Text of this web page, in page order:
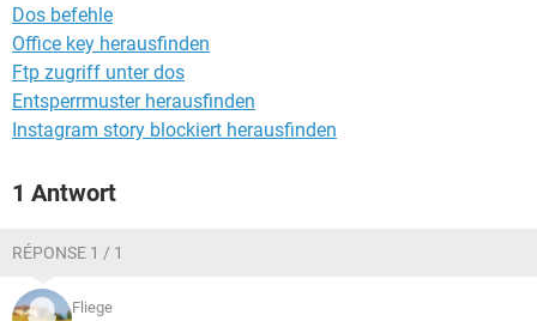
Dos befehle
Office key herausfinden
Ftp zugriff unter dos
Entsperrmuster herausfinden
Instagram story blockiert herausfinden
1 Antwort
RÉPONSE 1 / 1
Fliege